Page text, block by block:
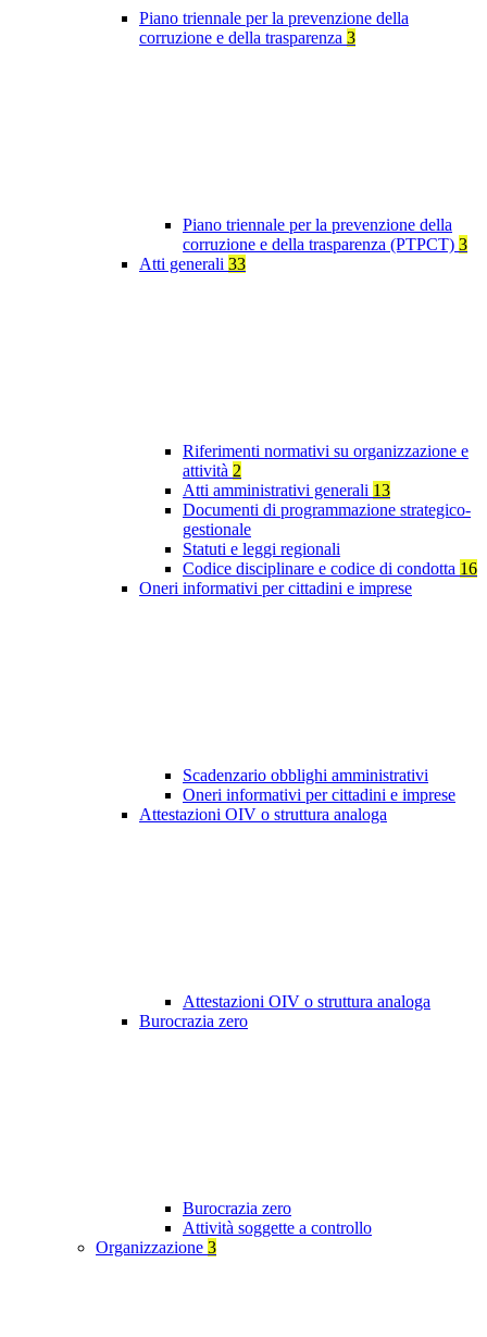
Piano triennale per la prevenzione della
corruzione e della trasparenza 3
Piano triennale per la prevenzione della
corruzione e della trasparenza (PTPCT) 3
Atti generali 33
Riferimenti normativi su organizzazione e
attività 2
Atti amministrativi generali 13
Documenti di programmazione strategico-
gestionale
Statuti e leggi regionali
Codice disciplinare e codice di condotta 16
Oneri informativi per cittadini e imprese
Scadenzario obblighi amministrativi
Oneri informativi per cittadini e imprese
Attestazioni OIV o struttura analoga
Attestazioni OIV o struttura analoga
Burocrazia zero
Burocrazia zero
Attività soggette a controllo
Organizzazione 3